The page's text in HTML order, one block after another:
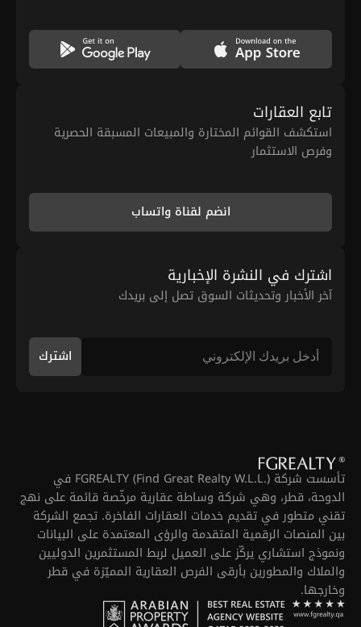
تابع العقارات
استكشف القوائم المختارة والمبيعات المسبقة الحصرية
وفرص الاستثمار
انضم لقناة واتساب
اشترك في النشرة الإخبارية
آخر الأخبار وتحديثات السوق تصل إلى بريدك
اشترك
تأسست شركة FGREALTY (Find Great Realty W.L.L.) في
الدوحة، قطر، وهي شركة وساطة عقارية مرخّصة قائمة على نهج
تقني متطور في تقديم خدمات العقارات الفاخرة. تجمع الشركة
بين المنصات الرقمية المتقدمة والرؤى المعتمدة على البيانات
ونموذج استشاري يركّز على العميل لربط المستثمرين الدوليين
والملاك والمطورين بأرقى الفرص العقارية المميّزة في قطر
وخارجها.